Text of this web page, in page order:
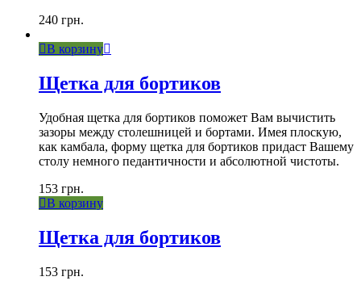
240 грн.
В корзину
Щетка для бортиков
Удобная щетка для бортиков поможет Вам вычистить
зазоры между столешницей и бортами. Имея плоскую,
как камбала, форму щетка для бортиков придаст Вашему
столу немного педантичности и абсолютной чистоты.
153 грн.
В корзину
Щетка для бортиков
153 грн.